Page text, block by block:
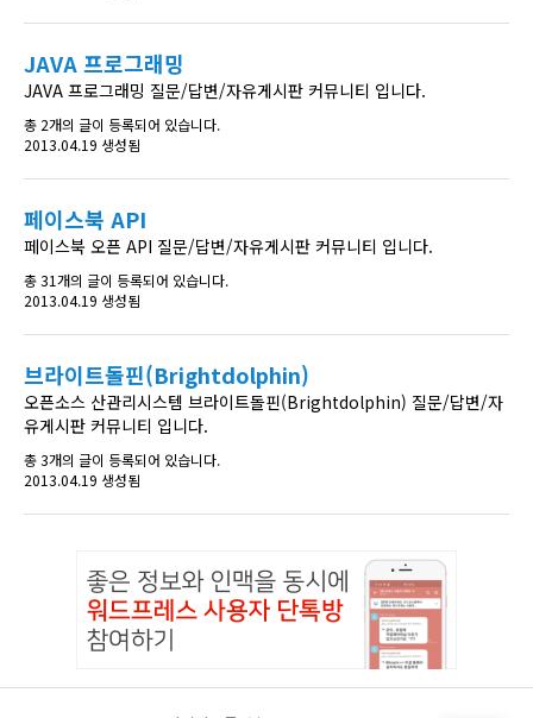
JAVA 프로그래밍
JAVA 프로그래밍 질문/답변/자유게시판 커뮤니티 입니다.
총 2개의 글이 등록되어 있습니다.
2013.04.19 생성됨
페이스북 API
페이스북 오픈 API 질문/답변/자유게시판 커뮤니티 입니다.
총 31개의 글이 등록되어 있습니다.
2013.04.19 생성됨
브라이트돌핀(Brightdolphin)
오픈소스 산관리시스템 브라이트돌핀(Brightdolphin) 질문/답변/자
유게시판 커뮤니티 입니다.
총 3개의 글이 등록되어 있습니다.
2013.04.19 생성됨